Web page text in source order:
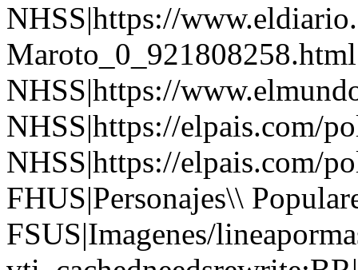
NHSS|https://
Maroto_0_921808258.html
NHSS|https://
NHSS|https://elpais.com/
NHSS|https://elpais.com/
FHUS|Personajes\\
FSUS|Imagenes/